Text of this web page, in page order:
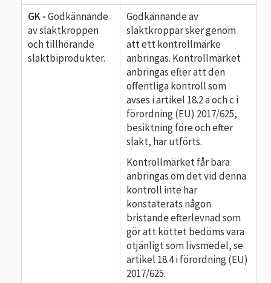
GK -Godkännande
av slaktkroppen
och tillhörande
slaktbiprodukter.
Godkännande av
slaktkroppar sker genom
att ett kontrollmärke
anbringas. Kontrollmärket
anbringas efter att den
offentliga kontroll som
avses i artikel 18.2 a och c i
förordning (EU) 2017/625,
besiktning före och efter
slakt, har utförts.
Kontrollmärket får bara
anbringas om det vid denna
kontroll inte har
konstaterats någon
bristande efterlevnad som
gör att köttet bedöms vara
otjänligt som livsmedel, se
artikel 18.4 i förordning (EU)
2017/625.